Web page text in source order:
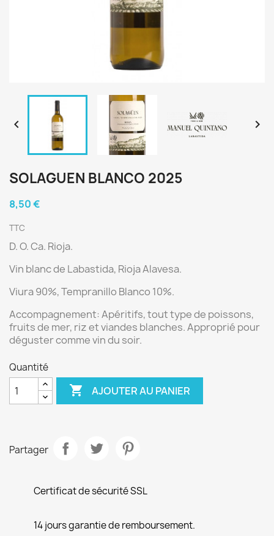
 
SOLAGUEN BLANCO 2025
8,50 €
TTC
D. O. Ca. Rioja.
Vin blanc de Labastida, Rioja Alavesa.
Viura 90%, Tempranillo Blanco 10%.
Accompagnement:Apéritifs, tout type de poissons,
fruits de mer, riz et viandes blanches. Approprié pour
déguster comme vin du soir.
Quantité
 AJOUTER AU PANIER
Partager
Certificat de sécurité SSL
14 jours garantie de remboursement.